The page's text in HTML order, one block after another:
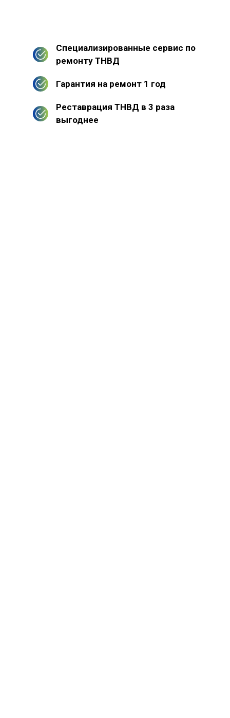
Специализированные сервис по
ремонту ТНВД
Гарантия на ремонт 1 год
Реставрация ТНВД в 3 раза
выгоднее